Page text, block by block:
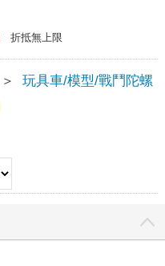
折抵無上限
＞
玩具車/模型/戰鬥陀螺